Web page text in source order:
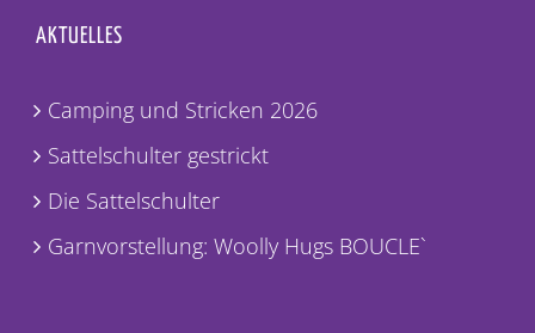
AKTUELLES
Camping und Stricken 2026
Sattelschulter gestrickt
Die Sattelschulter
Garnvorstellung: Woolly Hugs BOUCLE`